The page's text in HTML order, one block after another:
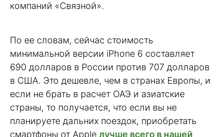
компаний «Связной».
По ее словам, сейчас стоимость
минимальной версии iPhone 6 составляет
690 долларов в России против 707 долларов
в США. Это дешевле, чем в странах Европы, и
если не брать в расчет ОАЭ и азиатские
страны, то получается, что если вы не
планируете дальних поездок, приобретать
смартфоны от Apple лучше всего в нашей